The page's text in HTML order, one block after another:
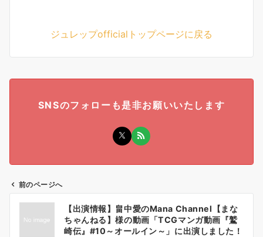
ジュレップofficialトップページに戻る
SNSのフォローも是非お願いいたします
前のページへ
【出演情報】畠中愛のMana Channel【まな
ちゃんねる】様の動画「TCGマンガ動画『鷲
崎伝』#10～オールイン～」に出演しました！